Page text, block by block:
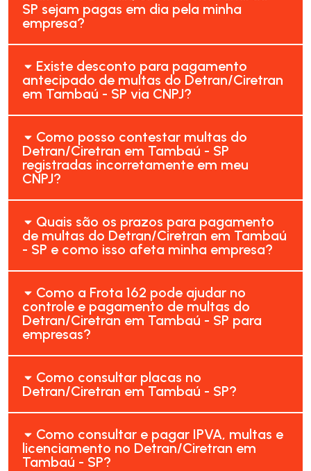
SP sejam pagas em dia pela minha
empresa?
Existe desconto para pagamento
antecipado de multas do Detran/Ciretran
em Tambaú - SP via CNPJ?
Como posso contestar multas do
Detran/Ciretran em Tambaú - SP
registradas incorretamente em meu
CNPJ?
Quais são os prazos para pagamento
de multas do Detran/Ciretran em Tambaú
- SP e como isso afeta minha empresa?
Como a Frota 162 pode ajudar no
controle e pagamento de multas do
Detran/Ciretran em Tambaú - SP para
empresas?
Como consultar placas no
Detran/Ciretran em Tambaú - SP?
Como consultar e pagar IPVA, multas e
licenciamento no Detran/Ciretran em
Tambaú - SP?